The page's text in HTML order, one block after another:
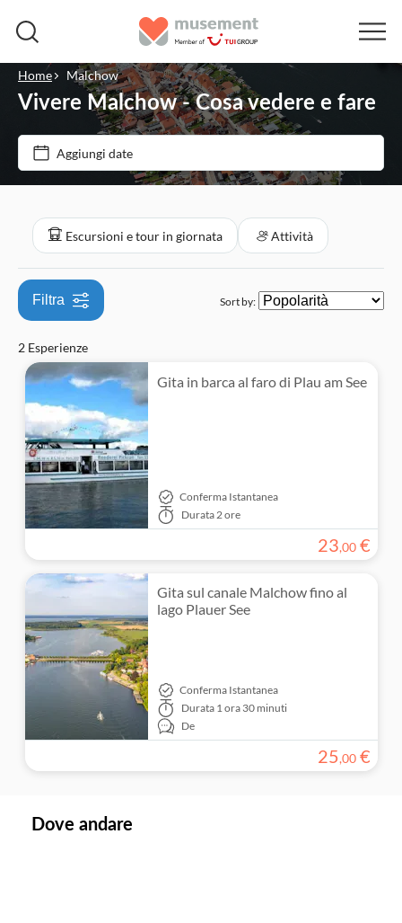
Home Malchow
Vivere Malchow - Cosa vedere e fare
Aggiungi date
Filtra per prezzo (Adulto)
Opzioni biglietto
Conferma istantanea
Filtra per categorie
Escursioni e tour in giornata
Barche
Attività
Escursioni e tour in giornata Attività
Filtra Sort by:
2 Esperienze
Gita in barca al faro di Plau am See
Conferma Istantanea
Durata2 ore
23,00 €
Gita sul canale Malchow fino al
lago Plauer See
Conferma Istantanea
Durata 1 ora 30 minuti
De
25,00 €
Dove andare